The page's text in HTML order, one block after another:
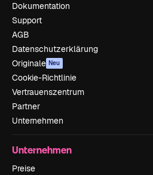
Dokumentation
Support
AGB
Datenschutzerklärung
Originale Neu
Cookie-Richtlinie
Vertrauenszentrum
Partner
Unternehmen
Unternehmen
Preise